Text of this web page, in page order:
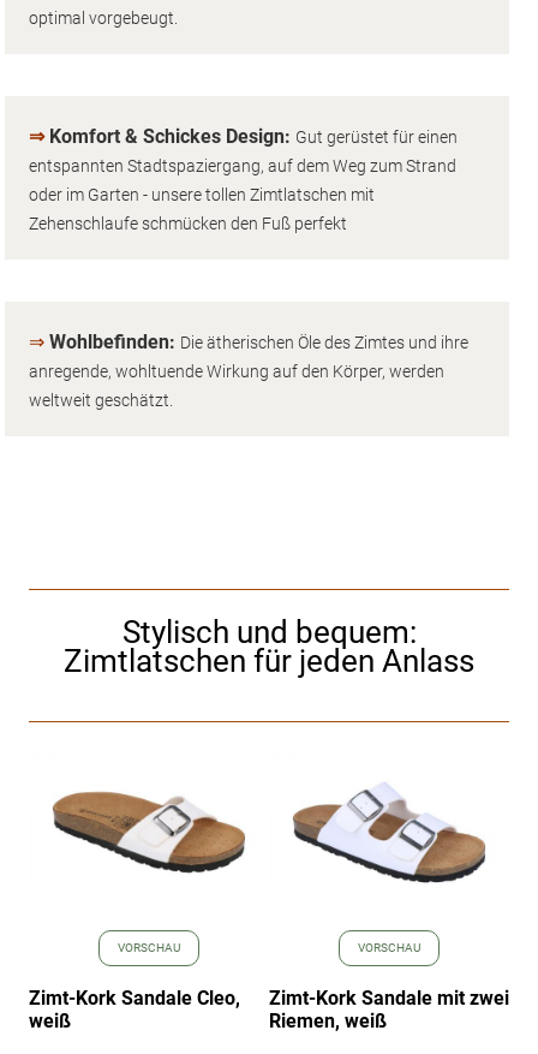
optimal vorgebeugt.
⇒ Komfort & Schickes Design: Gut gerüstet für einen
entspannten Stadtspaziergang, auf dem Weg zum Strand
oder im Garten - unsere tollen Zimtlatschen mit
Zehenschlaufe schmücken den Fuß perfekt
⇒ Wohlbefinden: Die ätherischen Öle des Zimtes und ihre
anregende, wohltuende Wirkung auf den Körper, werden
weltweit geschätzt.
Stylisch und bequem:
Zimtlatschen für jeden Anlass
VORSCHAU
Zimt-Kork Sandale Cleo,
weiß
VORSCHAU
Zimt-Kork Sandale mit zwei
Riemen, weiß